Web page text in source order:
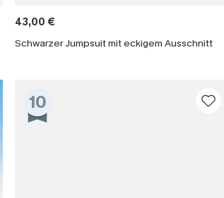
43,00 €
Schwarzer Jumpsuit mit eckigem Ausschnitt
10